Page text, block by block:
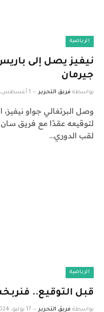
الرياضية
نيفيز يصل إلى
جيرمان
بواسطة فريق التحرير 1 أغسطس، 2024
وصل البرتغالي جواو
لتوقيعه عقدًا مع فريق سان
لقب الدوري…
الرياضية
قبل التوقيع..
بواسطة فريق التحرير 17 يوليو، 2024